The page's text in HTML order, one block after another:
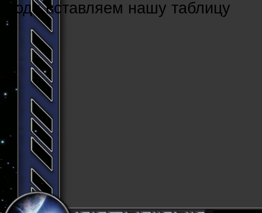
Cюда вставляем нашу таблицу